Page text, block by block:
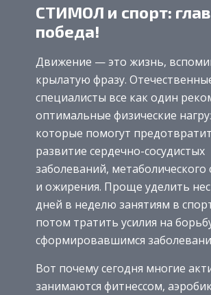
СТИМОЛ и спорт:
победа!
Движение — это жизнь,
крылатую фразу.
специалисты все как один
оптимальные физические
которые помогут
развитие сердечно-сосудистых
заболеваний,
и ожирения. Проще уделить
дней в неделю занятиям в
потом тратить усилия на
сформировавшимся
Вот почему сегодня многие
занимаются фитнессом,